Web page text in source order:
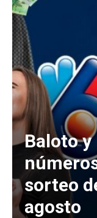
Baloto y
sorteo
agosto